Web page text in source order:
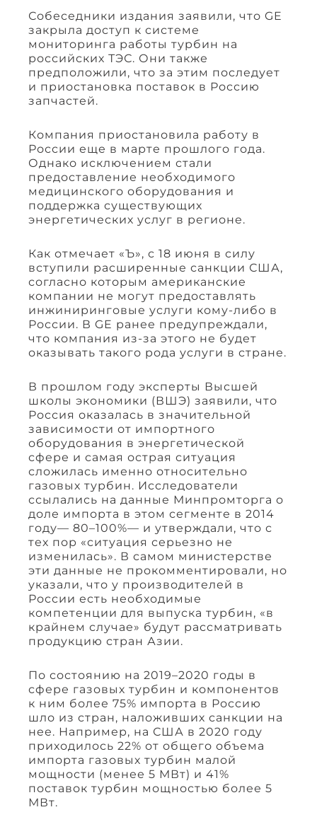
Собеседники издания заявили, что GE
закрыла доступ к системе
мониторинга работы турбин на
российских ТЭС. Они также
предположили, что за этим последует
и приостановка поставок в Россию
запчастей.
Компания приостановила работу в
России еще в марте прошлого года.
Однако исключением стали
предоставление необходимого
медицинского оборудования и
поддержка существующих
энергетических услуг в регионе.
Как отмечает «Ъ», с 18 июня в силу
вступили расширенные санкции США,
согласно которым американские
компании не могут предоставлять
инжиниринговые услуги кому-либо в
России. В GE ранее предупреждали,
что компания из-за этого не будет
оказывать такого рода услуги в стране.
В прошлом году эксперты Высшей
школы экономики (ВШЭ) заявили, что
Россия оказалась в значительной
зависимости от импортного
оборудования в энергетической
сфере и самая острая ситуация
сложилась именно относительно
газовых турбин. Исследователи
ссылались на данные Минпромторга о
доле импорта в этом сегменте в 2014
году— 80–100%— и утверждали, что с
тех пор «ситуация серьезно не
изменилась». В самом министерстве
эти данные не прокомментировали, но
указали, что у производителей в
России есть необходимые
компетенции для выпуска турбин, «в
крайнем случае» будут рассматривать
продукцию стран Азии.
По состоянию на 2019–2020 годы в
сфере газовых турбин и компонентов
к ним более 75% импорта в Россию
шло из стран, наложивших санкции на
нее. Например, на США в 2020 году
приходилось 22% от общего объема
импорта газовых турбин малой
мощности (менее 5 МВт) и 41%
поставок турбин мощностью более 5
МВт.